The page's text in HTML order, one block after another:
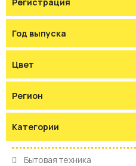
Год выпуска
Цвет
Регион
Категории
Бытовая техника